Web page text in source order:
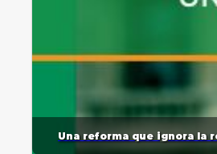
Una reforma que ignora la